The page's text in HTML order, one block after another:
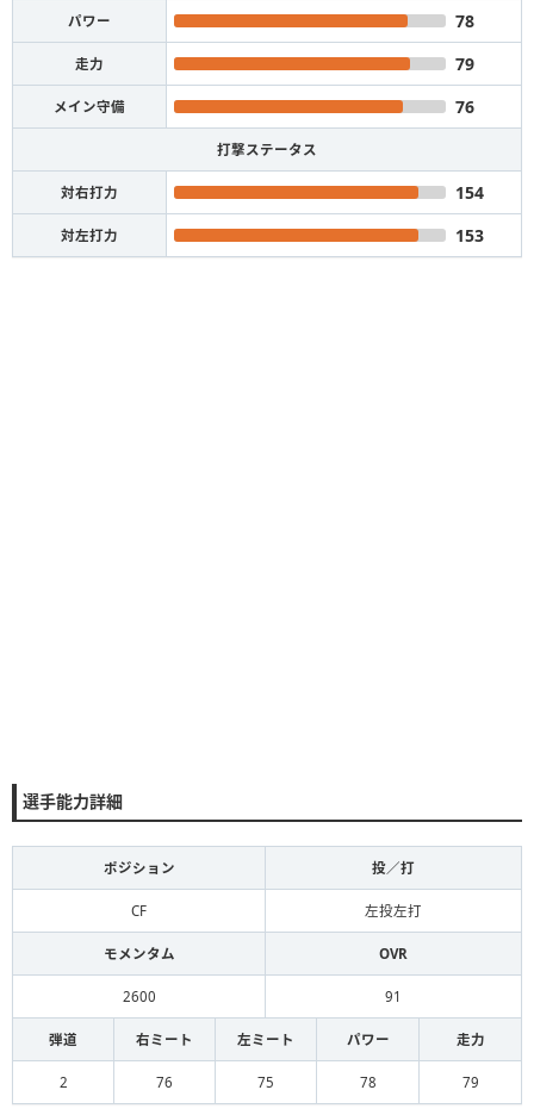
パワー 78
走力 79
メイン守備 76
打撃ステータス
対右打力 154
対左打力 153
選手能力詳細
ポジション 投／打
CF 左投左打
モメンタム OVR
2600 91
弾道 右ミート 左ミート パワー 走力
2 76 75 78 79